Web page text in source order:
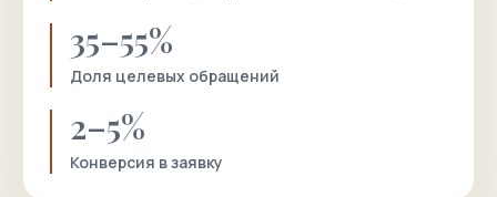
35–55%
Доля целевых обращений
2–5%
Конверсия в заявку